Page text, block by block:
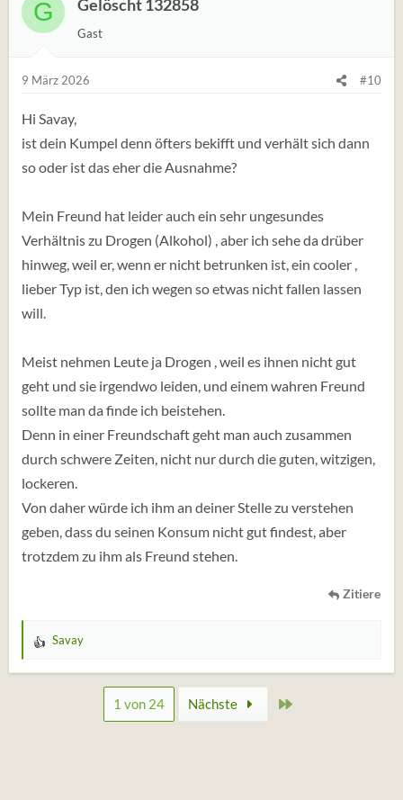
G Gelöscht 132858
Gast
9 März 2026 #10
Hi Savay,
ist dein Kumpel denn öfters bekifft und verhält sich dann
so oder ist das eher die Ausnahme?
Mein Freund hat leider auch ein sehr ungesundes
Verhältnis zu Drogen (Alkohol) , aber ich sehe da drüber
hinweg, weil er, wenn er nicht betrunken ist, ein cooler ,
lieber Typ ist, den ich wegen so etwas nicht fallen lassen
will.
Meist nehmen Leute ja Drogen , weil es ihnen nicht gut
geht und sie irgendwo leiden, und einem wahren Freund
sollte man da finde ich beistehen.
Denn in einer Freundschaft geht man auch zusammen
durch schwere Zeiten, nicht nur durch die guten, witzigen,
lockeren.
Von daher würde ich ihm an deiner Stelle zu verstehen
geben, dass du seinen Konsum nicht gut findest, aber
trotzdem zu ihm als Freund stehen.
Zitiere
W
Savay
1 von 24 Nächste